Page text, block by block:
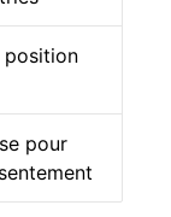
position
pour